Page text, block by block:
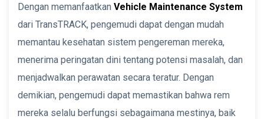
Dengan memanfaatkan Vehicle Maintenance System
dari TransTRACK, pengemudi dapat dengan mudah
memantau kesehatan sistem pengereman mereka,
menerima peringatan dini tentang potensi masalah, dan
menjadwalkan perawatan secara teratur. Dengan
demikian, pengemudi dapat memastikan bahwa rem
mereka selalu berfungsi sebagaimana mestinya, baik